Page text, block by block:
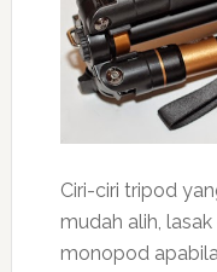
Ciri-ciri tripod
mudah alih,
monopod